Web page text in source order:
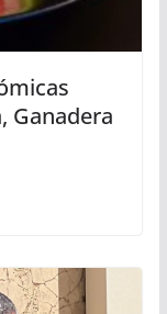
Ganadera